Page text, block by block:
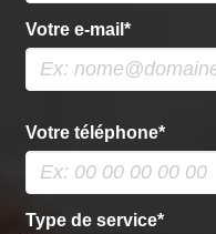
Votre e-mail*
Votre téléphone*
Type de service*